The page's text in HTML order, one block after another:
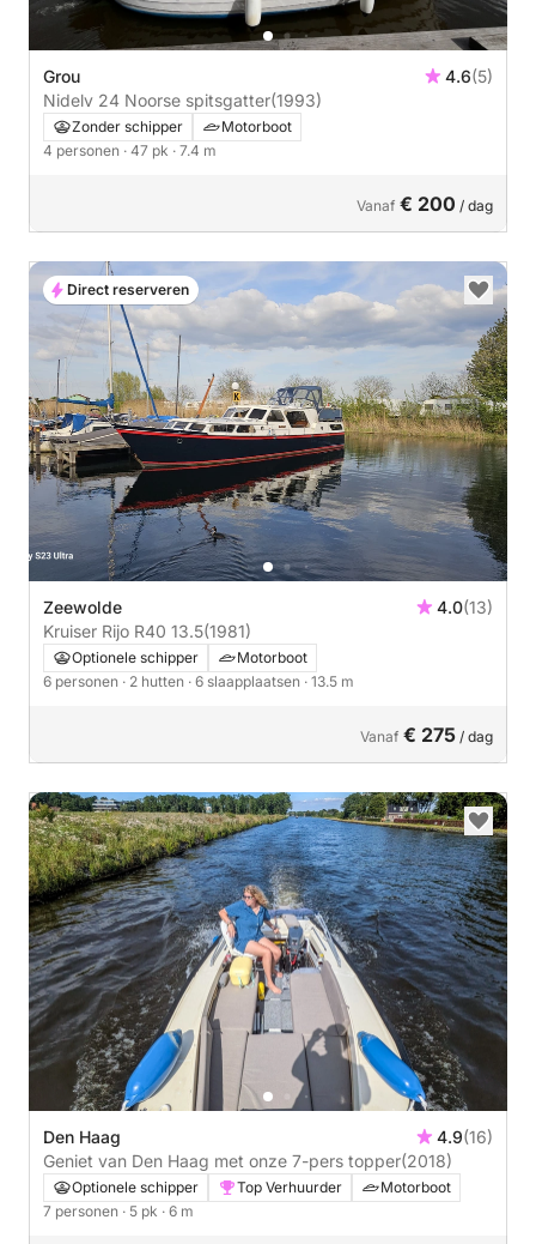
Grou 4.6(5)
Nidelv 24 Noorse spitsgatter(1993)
Zonder schipper
Motorboot
4 personen · 47 pk · 7.4 m
Vanaf € 200 / dag
Zeewolde 4.0(13)
Kruiser Rijo R40 13.5(1981)
Optionele schipper
Motorboot
6 personen · 2 hutten · 6 slaapplaatsen · 13.5 m
Vanaf € 275 / dag
Direct reserveren
Den Haag 4.9(16)
Geniet van Den Haag met onze 7-pers topper(2018)
Optionele schipper Top Verhuurder
Motorboot
7 personen · 5 pk · 6 m